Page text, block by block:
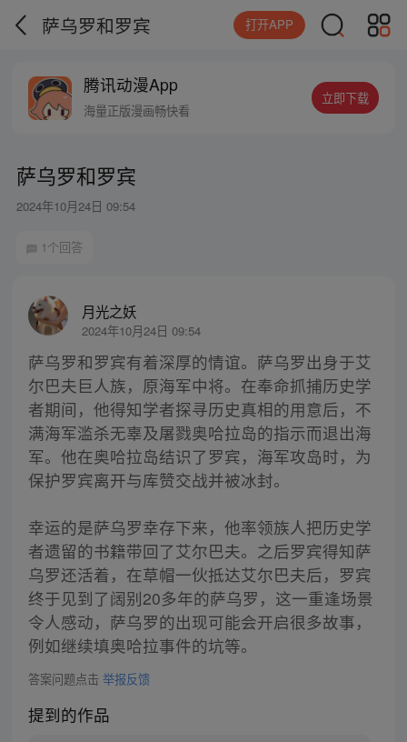
萨乌罗和罗宾 打开APP
腾讯动漫App
海量正版漫画畅快看
立即下载
萨乌罗和罗宾
2024年10月24日 09:54
1个回答
月光之妖
2024年10月24日 09:54
萨乌罗和罗宾有着深厚的情谊。萨乌罗出身于艾
尔巴夫巨人族，原海军中将。在奉命抓捕历史学
者期间，他得知学者探寻历史真相的用意后，不
满海军滥杀无辜及屠戮奥哈拉岛的指示而退出海
军。他在奥哈拉岛结识了罗宾，海军攻岛时，为
保护罗宾离开与库赞交战并被冰封。
幸运的是萨乌罗幸存下来，他率领族人把历史学
者遗留的书籍带回了艾尔巴夫。之后罗宾得知萨
乌罗还活着，在草帽一伙抵达艾尔巴夫后，罗宾
终于见到了阔别20多年的萨乌罗，这一重逢场景
令人感动，萨乌罗的出现可能会开启很多故事，
例如继续填奥哈拉事件的坑等。
答案问题点击 举报反馈
提到的作品